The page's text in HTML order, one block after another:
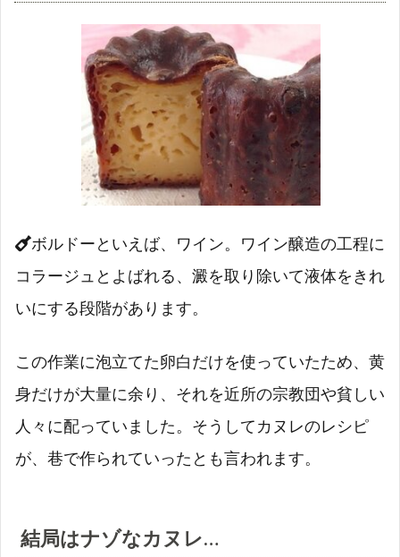
ボルドーといえば、ワイン。ワイン醸造の工程に
コラージュとよばれる、澱を取り除いて液体をきれ
いにする段階があります。
この作業に泡立てた卵白だけを使っていたため、黄
身だけが大量に余り、それを近所の宗教団や貧しい
人々に配っていました。そうしてカヌレのレシピ
が、巷で作られていったとも言われます。
結局はナゾなカヌレ…